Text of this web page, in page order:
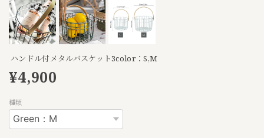
ハンドル付メタルバスケット3color：S,M
¥4,900
種類